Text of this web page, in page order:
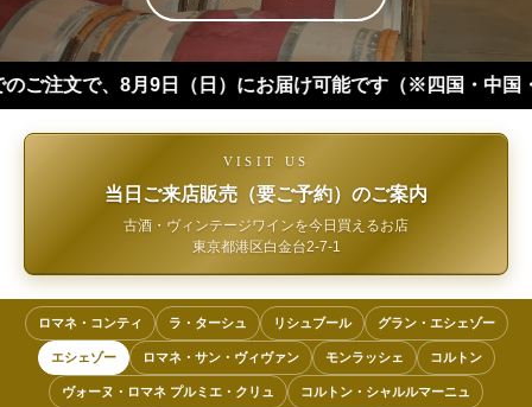
）にお届け可能です（※四国・中国・九州・沖縄・北海
VISIT US
当日ご来店販売（要ご予約）のご案内
古酒・ヴィンテージワインを今日買えるお店
東京都港区白金台2-7-1
ロマネ・コンティ ラ・ターシュ リシュブール グラン・エシェゾー
エシェゾー ロマネ・サン・ヴィヴァン モンラッシェ コルトン
ヴォーヌ・ロマネ プルミエ・クリュ コルトン・シャルルマーニュ